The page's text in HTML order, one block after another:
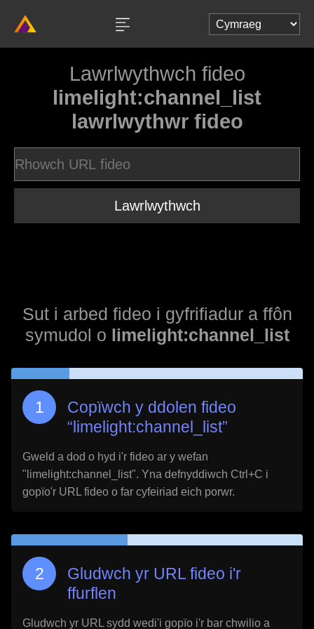
Lawrlwythwch fideo
limelight:channel_list
lawrlwythwr fideo
Lawrlwythwch
Sut i arbed fideo i gyfrifiadur a ffôn
symudol o limelight:channel_list
Copïwch y ddolen fideo
“limelight:channel_list”
Gweld a dod o hyd i'r fideo ar y wefan
" limelight:channel_list". Yna defnyddiwch Ctrl+C i
gopïo'r URL fideo o far cyfeiriad eich porwr.
Gludwch yr URL fideo i'r
ffurflen
Gludwch yr URL sydd wedi'i gopïo i'r bar chwilio a